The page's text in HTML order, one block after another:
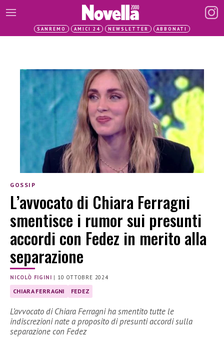
SANREMO AMICI 24 NEWSLETTER ABBONATI
GOSSIP
L’avvocato di Chiara Ferragni
smentisce i rumor sui presunti
accordi con Fedez in merito alla
separazione
NICOLÒ FIGINI | 10 OTTOBRE 2024
CHIARA FERRAGNI FEDEZ
L’avvocato di Chiara Ferragni ha smentito tutte le
indiscrezioni nate a proposito di presunti accordi sulla
separazione con Fedez